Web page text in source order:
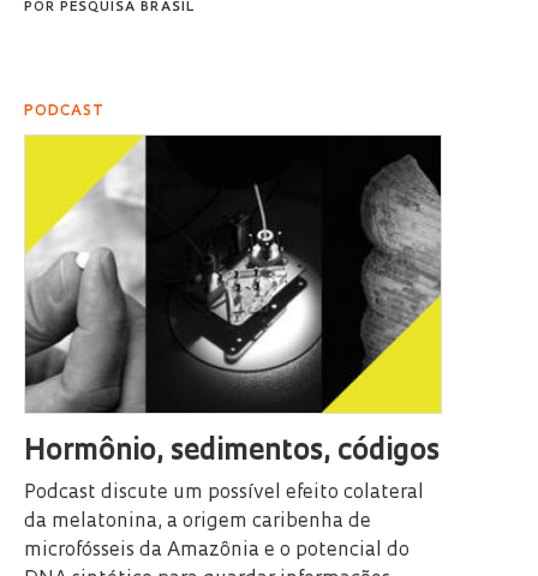
POR PESQUISA BRASIL
PODCAST
Hormônio, sedimentos, códigos
Podcast discute um possível efeito colateral
da melatonina, a origem caribenha de
microfósseis da Amazônia e o potencial do